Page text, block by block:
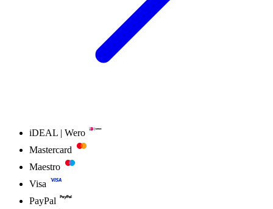
iDEAL | Wero
Mastercard
Maestro
Visa
PayPal